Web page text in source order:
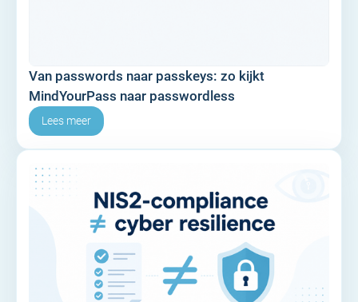
Van passwords naar passkeys: zo kijkt
MindYourPass naar passwordless
Lees meer